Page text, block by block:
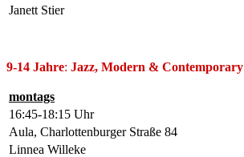
Janett Stier
9-14 Jahre: Jazz, Modern & Contemporary
montags
16:45-18:15 Uhr
Aula, Charlottenburger Straße 84
Linnea Willeke